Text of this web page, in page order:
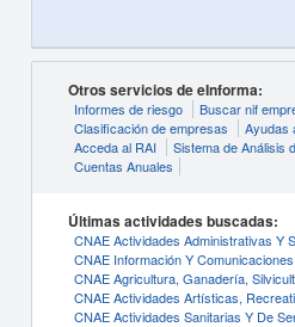
Otros servicios de eInforma:
Informes de riesgo
Buscar nif
Clasificación de empresas
Ayudas
Acceda al RAI
Sistema de Análisis
Cuentas Anuales
Últimas actividades buscadas:
CNAE Actividades Administrativas Y
CNAE Información Y Comunicaciones
CNAE Agricultura, Ganadería,
CNAE Actividades Artísticas,
CNAE Actividades Sanitarias Y De